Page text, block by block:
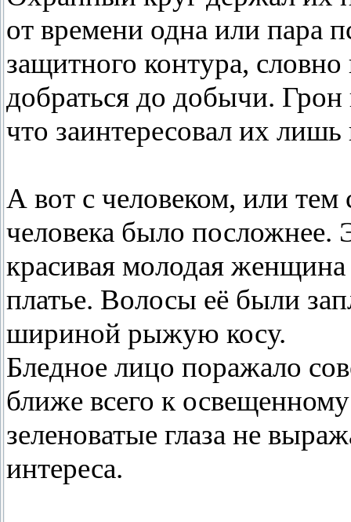
от времени одна или пара
защитного контура,
добраться до добычи.
что заинтересовал их
А вот с человеком, или
человека было посложнее.
красивая молодая
платье. Волосы её были
шириной рыжую косу.
Бледное лицо поражало
ближе всего к
зеленоватые глаза не
интереса.